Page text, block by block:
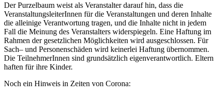
Der Purzelbaum weist als Veranstalter darauf hin, dass die
VeranstaltungsleiterInnen für die Veranstaltungen und deren Inhalte
die alleinige Verantwortung tragen, und die Inhalte nicht in jedem
Fall die Meinung des Veranstalters widerspiegeln. Eine Haftung im
Rahmen der gesetzlichen Möglichkeiten wird ausgeschlossen. Für
Sach– und Personenschäden wird keinerlei Haftung übernommen.
Die TeilnehmerInnen sind grundsätzlich eigenverantwortlich. Eltern
haften für ihre Kinder.
Noch ein Hinweis in Zeiten von Corona: